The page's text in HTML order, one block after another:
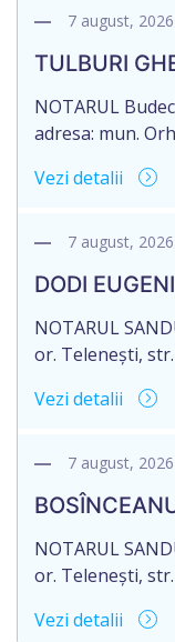
notariale în urma
moștenitor este
7 august, 2026
TULBURI
NOTARUL
adresa: mun.
în urma
decedat/ă la 16
de 16.05.2027
acceptarea […]
Vezi detalii
7 august, 2026
DODI
NOTARUL
or. Telenești,
succesorale în
2003035009604,
/doisprezece
șase/.
[…]
Vezi detalii
7 august, 2026
NOTARUL
or. Telenești,
succesorale în
Vezi detalii